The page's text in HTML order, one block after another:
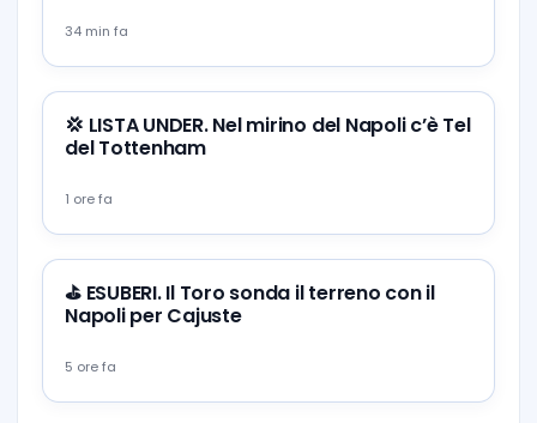
34 min fa
💢 LISTA UNDER. Nel mirino del Napoli c’è Tel
del Tottenham
1 ore fa
⛳ ESUBERI. Il Toro sonda il terreno con il
Napoli per Cajuste
5 ore fa